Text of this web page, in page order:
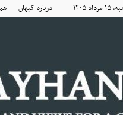
درباره کیهان